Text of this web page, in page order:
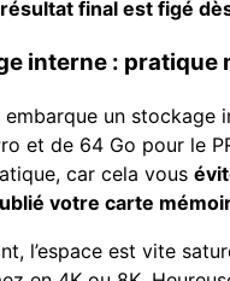
final est figé
interne : pratique
embarque un stockage
et de 64 Go pour le
car cela vous
votre carte
l’espace est vite